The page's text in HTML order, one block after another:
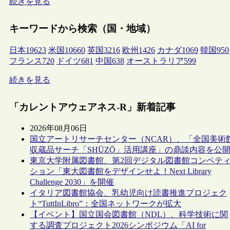
キーワードから検索（国・地域）
日本19623 米国 10660 英国3216 欧州 1426 カナダ1069 韓国950
フランス720 ドイツ681 中国638 オーストラリア599
続きを見る
「カレントアウェアネス-R」新着記事
2026年08月06日
国立アートリサーチセンター（NCAR）、「全国美術
収蔵品サーチ「SHŪZŌ」活用講座」の鼎談内容を公開
東京大学附属図書館、第2回デジタル図書館コンペティ
ション「東大図書館をデザインせよ！Next Library
Challenge 2030」を開催
イタリア図書館協会、乳幼児向け読書推進プロジェク
ト“TuttInLibro”：全国ネットワークが拡大
【イベント】国立国会図書館（NDL）、科学技術に関
する調査プロジェクト2026シンポジウム「AI for